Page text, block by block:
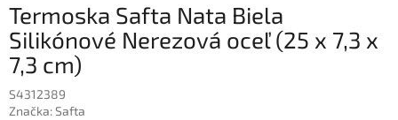
Termoska Safta Nata Biela
Silikónové Nerezová oceľ (25 x 7,3 x
7,3 cm)
S4312389
Značka:Safta